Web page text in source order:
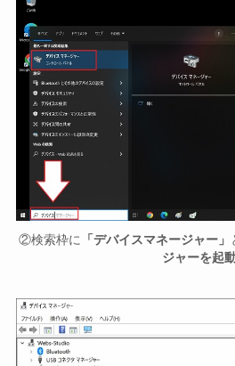
②検索枠に 「デバイスマネージャー」
ジャーを起